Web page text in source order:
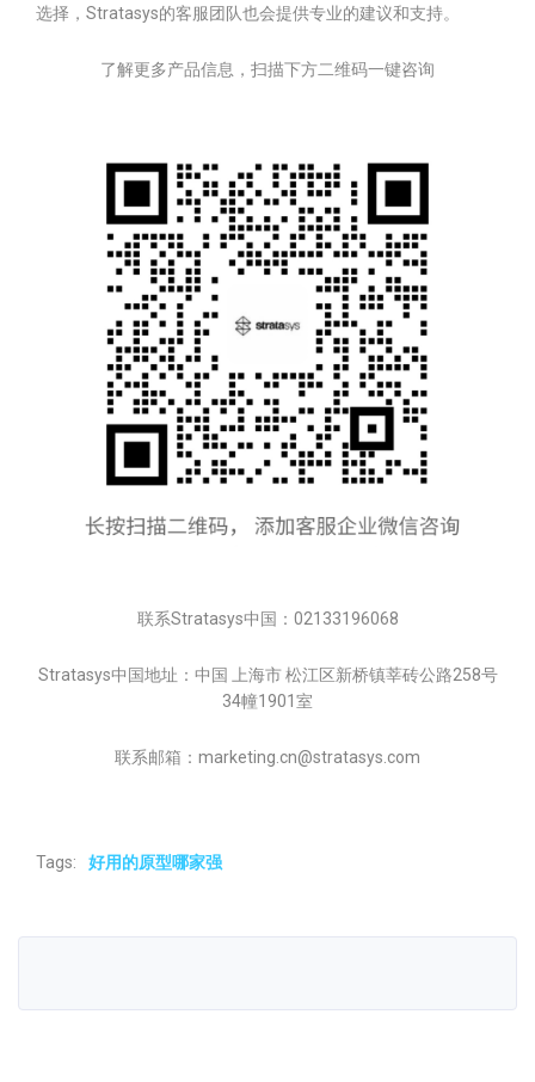
选择，Stratasys的客服团队也会提供专业的建议和支持。
了解更多产品信息，扫描下方二维码一键咨询
联系Stratasys中国：02133196068
Stratasys中国地址：中国 上海市 松江区新桥镇莘砖公路258号
34幢1901室
联系邮箱：marketing.cn@stratasys.com
Tags: 好用的原型哪家强